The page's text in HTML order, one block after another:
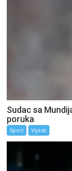
Sudac sa
poruka
Sport Vijesti